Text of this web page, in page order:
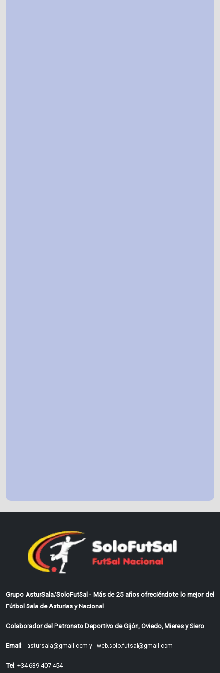
Grupo AsturSala/SoloFutSal - Más de 25 años ofreciéndote lo mejor del
Fútbol Sala de Asturias y Nacional
Colaborador del Patronato Deportivo de Gijón, Oviedo, Mieres y Siero
Email: astursala@gmail.com y web.solo.futsal@gmail.com
Tel: +34 639 407 454